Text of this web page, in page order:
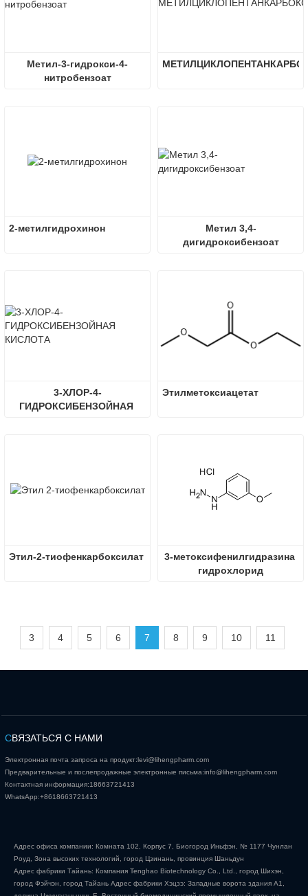
Метил-3-гидрокси-4-
нитробензоат
2-метилгидрохинон
Метил 3,4-
дигидроксибензоат
3-ХЛОР-4-
ГИДРОКСИБЕНЗОЙНАЯ
Этилметоксиацетат
Этил-2-тиофенкарбоксилат
3-метоксифенилгидразина
гидрохлорид
3 4 5 6 7 8 9 10 11
СВЯЗАТЬСЯ С НАМИ
Электронная почта запроса на продукт:levi@lihengpharm.com
Предварительные и послепродажные электронные письма:info@lihengpharm.com
Контактная информация:18663721413
WhatsApp:+8618663721413
Адрес офиса компании: Комната 102, Корпус 7, Биогород Иньфэн, № 1177 Чунлан
Роуд, Зона высоких технологий, город Цзинань, провинция Шаньдун
Адрес фабрики Тайань: Компания Tenghao Biotechnology Co., Ltd., город Шихэн,
город Фэйчэн, город Тайань Адрес фабрики Хэцзэ: Западные ворота здания А1,